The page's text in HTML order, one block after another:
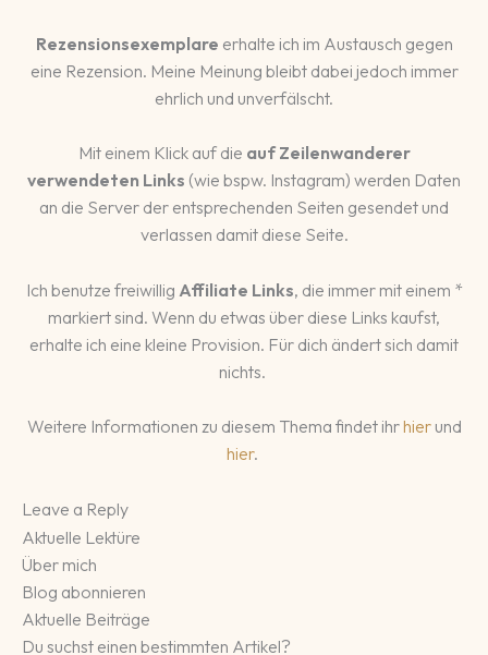
Rezensionsexemplare erhalte ich im Austausch gegen
eine Rezension. Meine Meinung bleibt dabei jedoch immer
ehrlich und unverfälscht.
Mit einem Klick auf die auf Zeilenwanderer
verwendeten Links (wie bspw. Instagram) werden Daten
an die Server der entsprechenden Seiten gesendet und
verlassen damit diese Seite.
Ich benutze freiwillig Affiliate Links, die immer mit einem *
markiert sind. Wenn du etwas über diese Links kaufst,
erhalte ich eine kleine Provision. Für dich ändert sich damit
nichts.
Weitere Informationen zu diesem Thema findet ihrhierund
hier.
Leave a Reply
Aktuelle Lektüre
Über mich
Blog abonnieren
Aktuelle Beiträge
Du suchst einen bestimmten Artikel?